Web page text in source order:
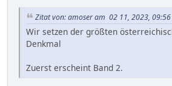
Zitat von: amoser am 02 11, 2023, 09:56
Wir setzen der größten
Denkmal
Zuerst erscheint Band 2.